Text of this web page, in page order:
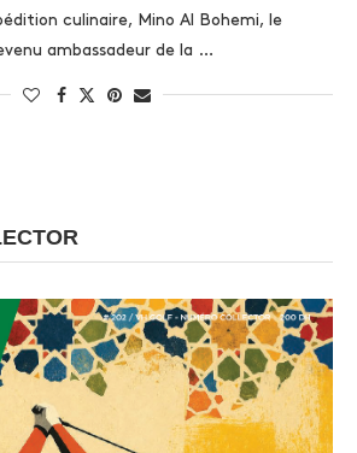
culinaire, Mino Al Bohemi, le
ambassadeur de la …